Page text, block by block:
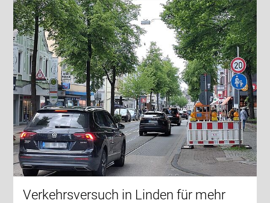
Verkehrsversuch in Linden für mehr